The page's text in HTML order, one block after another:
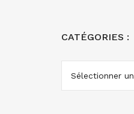
CATÉGORIES :
CATÉGORIES